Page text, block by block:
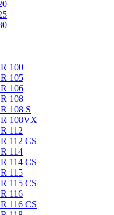
100
105
106
108
108 S
108VX
112
112 CS
114
114 CS
115
115 CS
116
116 CS